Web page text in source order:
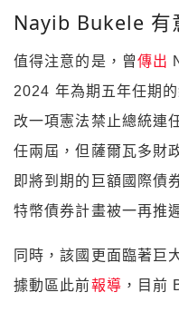
Nayib Bukele 有
值得注意的是，曾傳出
2024 年為期五年任期
改一項憲法禁止總統連
任兩屆，但薩爾瓦多財
即將到期的巨額國際債
特幣債券計畫被一再推
同時，該國更面臨著巨
據動區此前報導 ，目前